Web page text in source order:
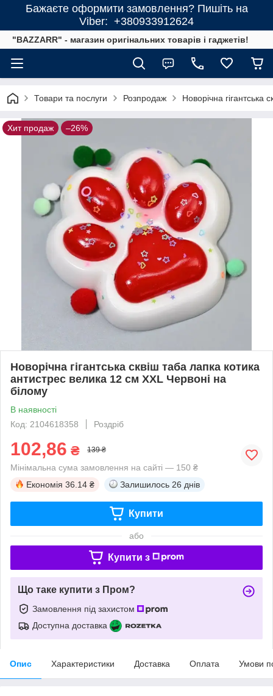
Бажаєте оформити замовлення? Пишіть на
Viber: +380933912624
"BAZZARR" - магазин оригінальних товарів і гаджетів!
Товари та послуги Розпродаж Новорічна
Хит продаж –26%
Новорічна гігантська сквіш таба лапка котика
антистрес велика 12 см XXL Червоні на
білому
В наявності
Код: 2104618358
Роздріб
102,86 ₴ 139 ₴
Мінімальна сума замовлення на сайті — 150 ₴
Економія 36.14 ₴ Залишилось 26 днів
Купити
або
Купити з
Що таке купити з Пром?
Замовлення під захистом
Доступна доставка
Опис Характеристики Доставка Оплата Умови